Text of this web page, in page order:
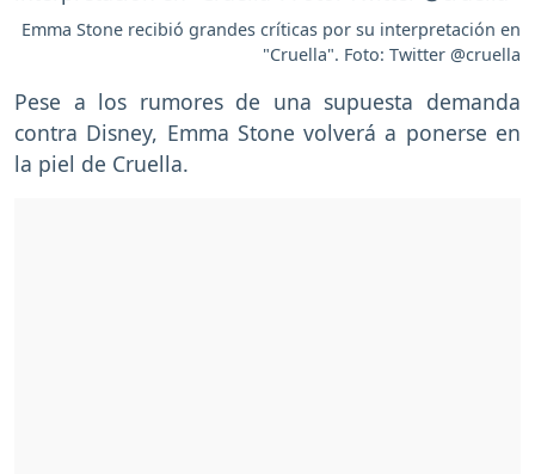
Emma Stone recibió grandes críticas por su interpretación en
"Cruella". Foto: Twitter @cruella
Pese a los rumores de una supuesta demanda
contra Disney, Emma Stone volverá a ponerse en
la piel de Cruella.